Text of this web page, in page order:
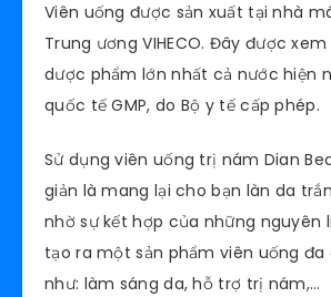
Viên uống được sản xuất tại nhà
Trung ương VIHECO. Đây được
dược phẩm lớn nhất cả nước hiện
quốc tế GMP, do Bộ y tế cấp phép.
Sử dụng viên uống trị nám Dian
giản là mang lại cho bạn làn da
nhờ sự kết hợp của những nguyên
tạo ra một sản phẩm viên uống đa
như: làm sáng da, hỗ trợ trị nám,…